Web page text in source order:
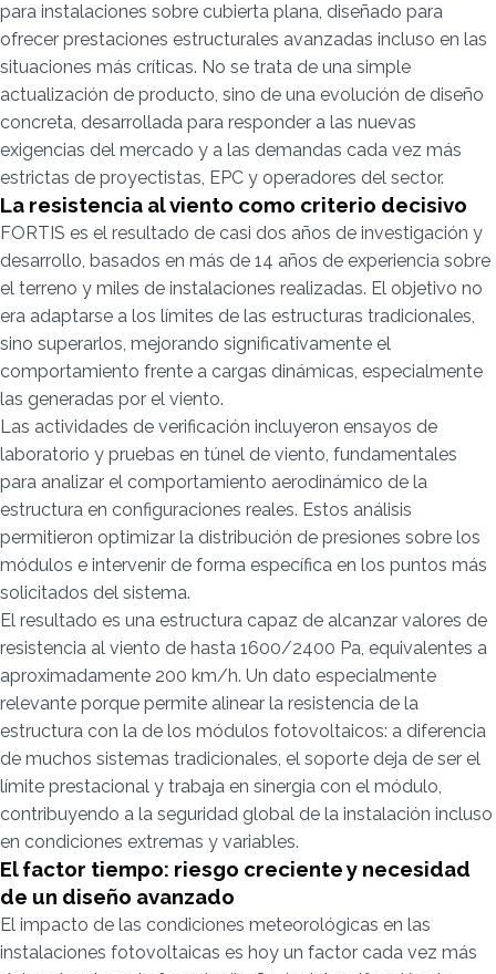
para instalaciones sobre cubierta plana, diseñado para
ofrecer prestaciones estructurales avanzadas incluso en las
situaciones más críticas. No se trata de una simple
actualización de producto, sino de una evolución de diseño
concreta, desarrollada para responder a las nuevas
exigencias del mercado y a las demandas cada vez más
estrictas de proyectistas, EPC y operadores del sector.
La resistencia al viento como criterio decisivo
FORTIS es el resultado de casi dos años de investigación y
desarrollo, basados en más de 14 años de experiencia sobre
el terreno y miles de instalaciones realizadas. El objetivo no
era adaptarse a los límites de las estructuras tradicionales,
sino superarlos, mejorando significativamente el
comportamiento frente a cargas dinámicas, especialmente
las generadas por el viento.
Las actividades de verificación incluyeron ensayos de
laboratorio y pruebas en túnel de viento, fundamentales
para analizar el comportamiento aerodinámico de la
estructura en configuraciones reales. Estos análisis
permitieron optimizar la distribución de presiones sobre los
módulos e intervenir de forma específica en los puntos más
solicitados del sistema.
El resultado es una estructura capaz de alcanzar valores de
resistencia al viento de hasta 1600/2400 Pa, equivalentes a
aproximadamente 200 km/h. Un dato especialmente
relevante porque permite alinear la resistencia de la
estructura con la de los módulos fotovoltaicos: a diferencia
de muchos sistemas tradicionales, el soporte deja de ser el
límite prestacional y trabaja en sinergia con el módulo,
contribuyendo a la seguridad global de la instalación incluso
en condiciones extremas y variables.
El factor tiempo: riesgo creciente y necesidad
de un diseño avanzado
El impacto de las condiciones meteorológicas en las
instalaciones fotovoltaicas es hoy un factor cada vez más